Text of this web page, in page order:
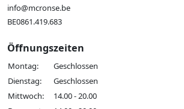
info@mcronse.be
BE0861.419.683
Öffnungszeiten
Montag:
Geschlossen
Dienstag:
Geschlossen
Mittwoch:
14.00 - 20.00